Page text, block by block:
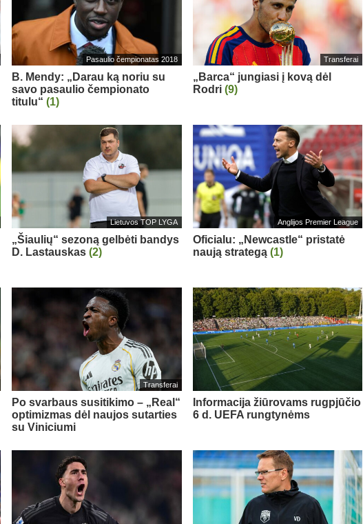
Pasaulio čempionatas 2018
B. Mendy: „Darau ką noriu su
savo pasaulio čempionato
titulu“(1)
Transferai
„Barca“ jungiasi į kovą dėl
Rodri (9)
Lietuvos TOP LYGA
„Šiaulių“ sezoną gelbėti bandys
D. Lastauskas(2)
Anglijos Premier League
Oficialu: „Newcastle“ pristatė
naują strategą (1)
Transferai
Po svarbaus susitikimo – „Real“
optimizmas dėl naujos sutarties
su Viniciumi
Informacija žiūrovams rugpjūčio
6 d. UEFA rungtynėms